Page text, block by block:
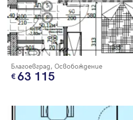
Благоевград, Освобождение
63 115